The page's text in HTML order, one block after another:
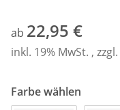
ab 22,95 €
inkl. 19% MwSt. , zzgl.
Farbe wählen